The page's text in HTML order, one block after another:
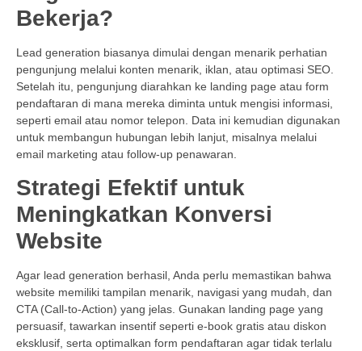
Bekerja?
Lead generation biasanya dimulai dengan menarik perhatian
pengunjung melalui konten menarik, iklan, atau optimasi SEO.
Setelah itu, pengunjung diarahkan ke landing page atau form
pendaftaran di mana mereka diminta untuk mengisi informasi,
seperti email atau nomor telepon. Data ini kemudian digunakan
untuk membangun hubungan lebih lanjut, misalnya melalui
email marketing atau follow-up penawaran.
Strategi Efektif untuk
Meningkatkan Konversi
Website
Agar lead generation berhasil, Anda perlu memastikan bahwa
website memiliki tampilan menarik, navigasi yang mudah, dan
CTA (Call-to-Action) yang jelas. Gunakan landing page yang
persuasif, tawarkan insentif seperti e-book gratis atau diskon
eksklusif, serta optimalkan form pendaftaran agar tidak terlalu